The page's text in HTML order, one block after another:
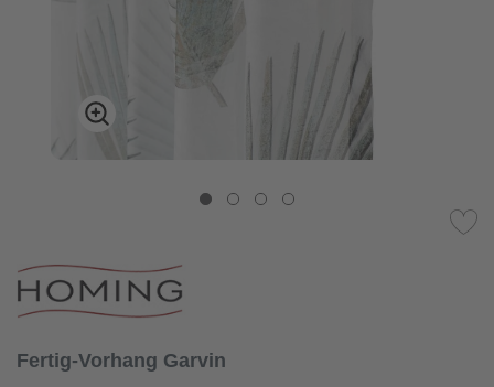
Fertig-Vorhang Garvin